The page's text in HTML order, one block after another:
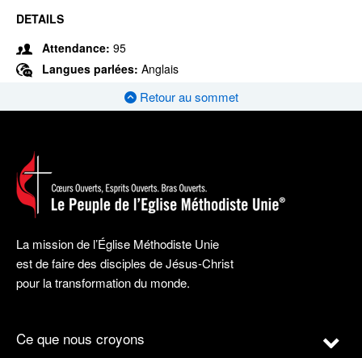
DETAILS
Attendance: 95
Langues parlées: Anglais
Retour au sommet
La mission de l’Église Méthodiste Unie
est de faire des disciples de Jésus-Christ
pour la transformation du monde.
Ce que nous croyons